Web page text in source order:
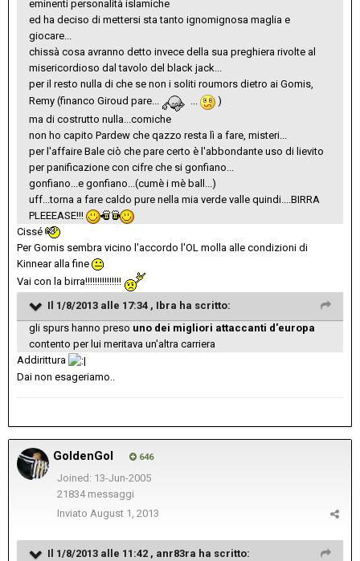
eminenti personalità islamiche
ed ha deciso di mettersi sta tanto ignomignosa maglia e
giocare...
chissà cosa avranno detto invece della sua preghiera rivolte al
misericordioso dal tavolo del black jack...
per il resto nulla di che se non i soliti roumors dietro ai Gomis,
Remy (financo Giroud pare...
...
)
ma di costrutto nulla...comiche
non ho capito Pardew che qazzo resta lì a fare, misteri...
per l'affaire Bale ciò che pare certo è l'abbondante uso di lievito
per panificazione con cifre che si gonfiano...
gonfiano...e gonfiano...(cumè i mè ball...)
uff...torna a fare caldo pure nella mia verde valle quindi....BIRRA
PLEEEASE!!!
Cissé
Per Gomis sembra vicino l'accordo l'OL molla alle condizioni di
Kinnear alla fine
Vai con la birra!!!!!!!!!!!!!!!
Il 1/8/2013 alle 17:34 , Ibra ha scritto:
gli spurs hanno preso uno dei migliori attaccanti d'europa
contento per lui meritava un'altra carriera
Addirittura
Dai non esageriamo..
GoldenGol 646
Joined: 13-Jun-2005
21834 messaggi
Inviato August 1, 2013
Il 1/8/2013 alle 11:42 , anr83ra ha scritto: